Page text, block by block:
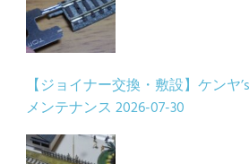
【ジョイナー交換・敷設】ケンヤ
メンテナンス 2026-07-30